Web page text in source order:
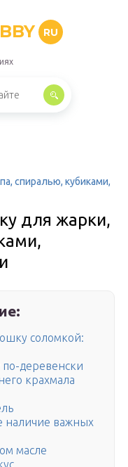
RU
спиралью, кубиками,
для жарки,
соломкой:
по-деревенски
крахмала
наличие важных
масле